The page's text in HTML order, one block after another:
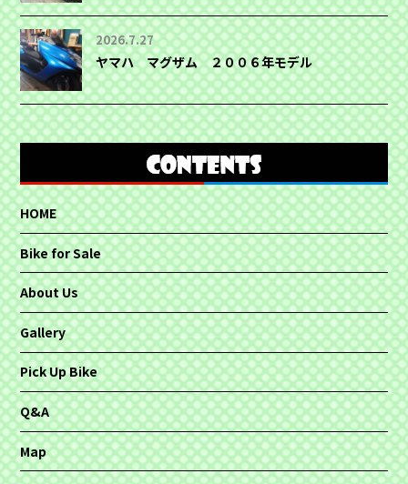
2026.7.27
ヤマハ マグザム ２００６年モデル
HOME
Bike for Sale
About Us
Gallery
Pick Up Bike
Q&A
Map